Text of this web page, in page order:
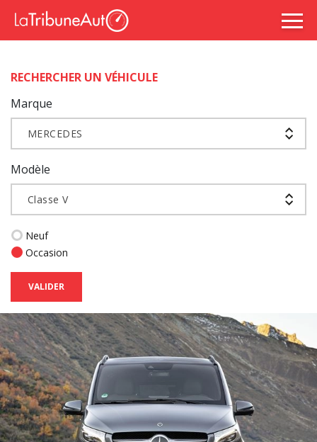
RECHERCHER UN VÉHICULE
Marque
MERCEDES
Modèle
Classe V
Neuf
Occasion
VALIDER